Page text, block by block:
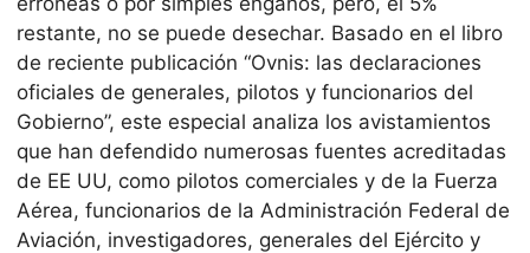
restante, no se puede desechar. Basado en el libro
de reciente publicación “Ovnis: las declaraciones
oficiales de generales, pilotos y funcionarios del
Gobierno”, este especial analiza los avistamientos
que han defendido numerosas fuentes acreditadas
de EE UU, como pilotos comerciales y de la Fuerza
Aérea, funcionarios de la Administración Federal de
Aviación, investigadores, generales del Ejército y